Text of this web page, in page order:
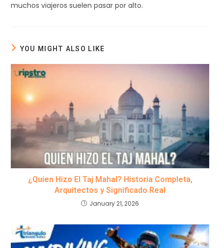
muchos viajeros suelen pasar por alto.
YOU MIGHT ALSO LIKE
¿Quien Hizo El Taj Mahal? Historia Completa,
Arquitectos y Significado Real
January 21, 2026